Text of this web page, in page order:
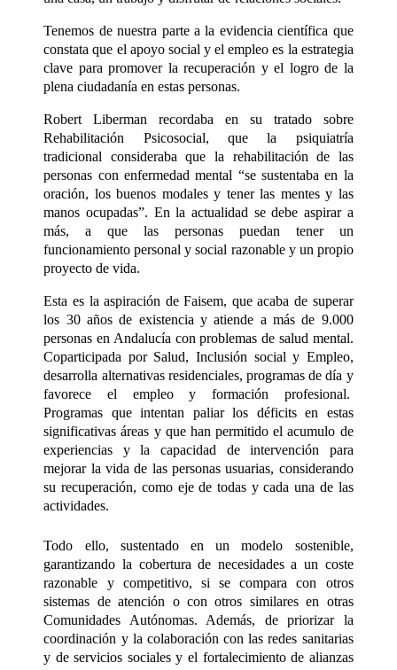
Tenemos de nuestra parte a la evidencia científica que
constata que el apoyo social y el empleo es la estrategia
clave para promover la recuperación y el logro de la
plena ciudadanía en estas personas.
Robert Liberman recordaba en su tratado sobre
Rehabilitación Psicosocial, que la psiquiatría
tradicional consideraba que la rehabilitación de las
personas con enfermedad mental “se sustentaba en la
oración, los buenos modales y tener las mentes y las
manos ocupadas”. En la actualidad se debe aspirar a
más, a que las personas puedan tener un
funcionamiento personal y social razonable y un propio
proyecto de vida.
Esta es la aspiración de Faisem, que acaba de superar
los 30 años de existencia y atiende a más de 9.000
personas en Andalucía con problemas de salud mental.
Coparticipada por Salud, Inclusión social y Empleo,
desarrolla alternativas residenciales, programas de día y
favorece el empleo y formación profesional.
Programas que intentan paliar los déficits en estas
significativas áreas y que han permitido el acumulo de
experiencias y la capacidad de intervención para
mejorar la vida de las personas usuarias, considerando
su recuperación, como eje de todas y cada una de las
actividades.
Todo ello, sustentado en un modelo sostenible,
garantizando la cobertura de necesidades a un coste
razonable y competitivo, si se compara con otros
sistemas de atención o con otros similares en otras
Comunidades Autónomas. Además, de priorizar la
coordinación y la colaboración con las redes sanitarias
y de servicios sociales y el fortalecimiento de alianzas